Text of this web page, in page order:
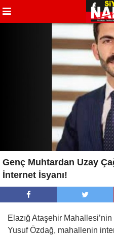
Genç Muhtardan Uzay
İnternet İsyanı!
Elazığ Ataşehir
Yusuf Özdağ, mahallenin